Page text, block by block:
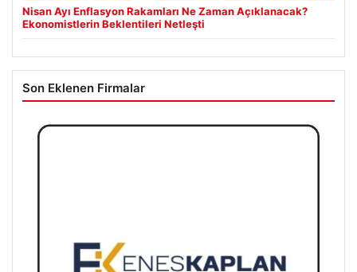
Nisan Ayı Enflasyon Rakamları Ne Zaman Açıklanacak?
Ekonomistlerin Beklentileri Netleşti
Son Eklenen Firmalar